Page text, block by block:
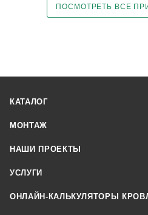
ПОСМОТРЕТЬ ВСЕ
КАТАЛОГ
МОНТАЖ
НАШИ ПРОЕКТЫ
УСЛУГИ
ОНЛАЙН-КАЛЬКУЛЯТОРЫ